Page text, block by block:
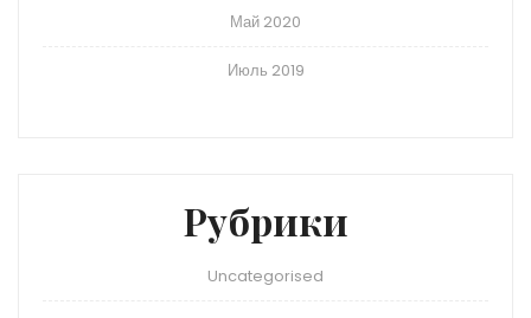
Май 2020
Июль 2019
Рубрики
Uncategorised